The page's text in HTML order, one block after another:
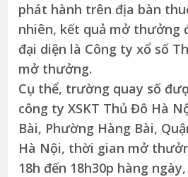
phát hành trên địa bàn
nhiên, kết quả mở thưởng
đại diện là Công ty xổ số
mở thưởng.
Cụ thể, trường quay số
công ty XSKT Thủ Đô Hà
Bài, Phường Hàng Bài,
Hà Nội, thời gian mở
18h đến 18h30p hàng